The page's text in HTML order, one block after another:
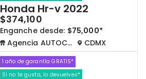
Honda Hr-v 2022
$374,100
Enganche desde: $75,000*
Agencia AUTOCOM
CDMX
1 año de garantía GRATIS*
Si no te gusta, lo devuelves*